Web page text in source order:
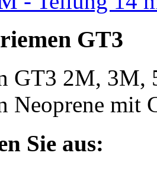
GT3
GT3 2M, 3M,
Neoprene mit
Sie aus: